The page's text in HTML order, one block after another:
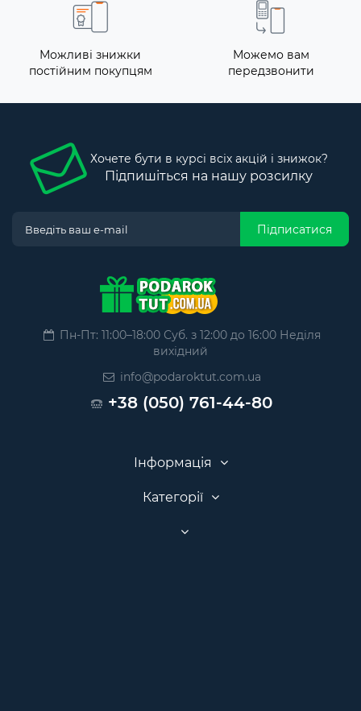
Можливі знижки
постійним покупцям
Можемо вам
передзвонити
Хочете бути в курсі всіх акцій і знижок?
Підпишіться на нашу розсилку
Підписатися
Пн-Пт: 11:00–18:00 Суб. з 12:00 до 16:00 Неділя
вихідний
info@podaroktut.com.ua
+38 (050) 761-44-80
Інформація
Категорії